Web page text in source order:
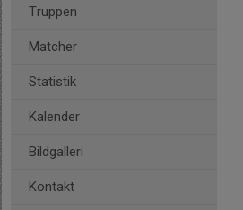
Truppen
Matcher
Statistik
Kalender
Bildgalleri
Kontakt